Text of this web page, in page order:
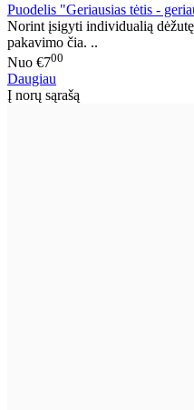
Puodelis "Geriausias tėtis -
Norint įsigyti individualią
pakavimo čia. ..
Nuo €700
Daugiau
Į norų sąrašą